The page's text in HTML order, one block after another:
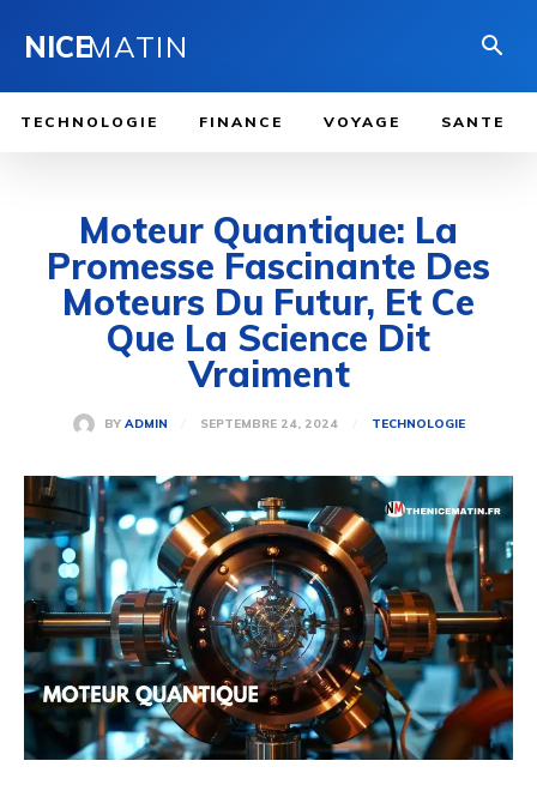
NICEMATIN
TECHNOLOGIE FINANCE VOYAGE SANTE
Moteur Quantique: La
Promesse Fascinante Des
Moteurs Du Futur, Et Ce
Que La Science Dit
Vraiment
BY ADMIN SEPTEMBRE 24, 2024 TECHNOLOGIE